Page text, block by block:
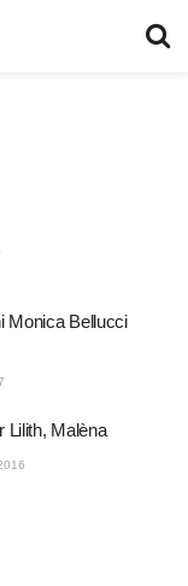
Monica Bellucci
Lilith, Malèna